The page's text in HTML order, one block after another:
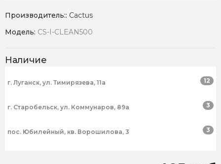
Производитель:: Cactus
Модель: CS-I-CLEAN500
Наличие
г. Луганск, ул. Тимирязева, 11а 12
г. Старобельск, ул. Коммунаров, 89а 3
пос. Юбилейный, кв. Ворошилова, 3 3